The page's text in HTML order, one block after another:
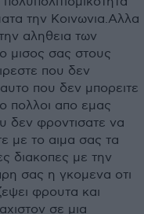
την Κοινωνια.Αλλα
αληθεια των
μισος σας στους
που δεν
που δεν μπορειτε
πολλοι απο εμας
δεν φροντισατε να
με το αιμα σας τα
διακοπες με την
σας η γκομενα οτι
φρουτα και
σε μια